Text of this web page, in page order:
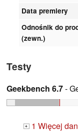
Data premiery
Odnośnik do
(zewn.)
Testy
Geekbench 6.7-
+ 1 Więcej